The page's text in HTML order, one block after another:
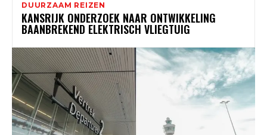
DUURZAAM REIZEN
KANSRIJK ONDERZOEK NAAR ONTWIKKELING
BAANBREKEND ELEKTRISCH VLIEGTUIG